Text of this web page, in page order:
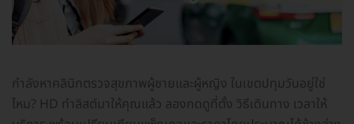
กำลังหาคลินิกตรวจสุขภาพผู้ชายและผู้หญิง ในเขตปทุมวันอยู่ใช่
ไหม? HD ทำลิสต์มาให้คุณแล้ว ลองกดดูที่ตั้ง วิธีเดินทาง เวลาให้